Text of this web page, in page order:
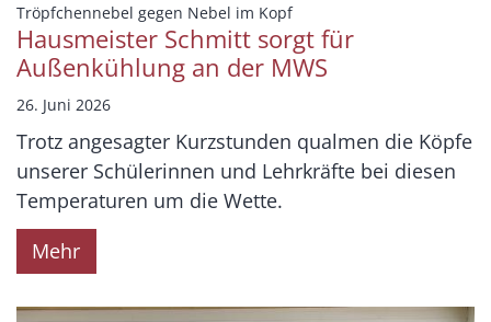
Tröpfchennebel gegen Nebel im Kopf:
Hausmeister Schmitt sorgt für
Außenkühlung an der MWS
26. Juni 2026
Trotz angesagter Kurzstunden qualmen die Köpfe
unserer Schülerinnen und Lehrkräfte bei diesen
Temperaturen um die Wette.
Mehr